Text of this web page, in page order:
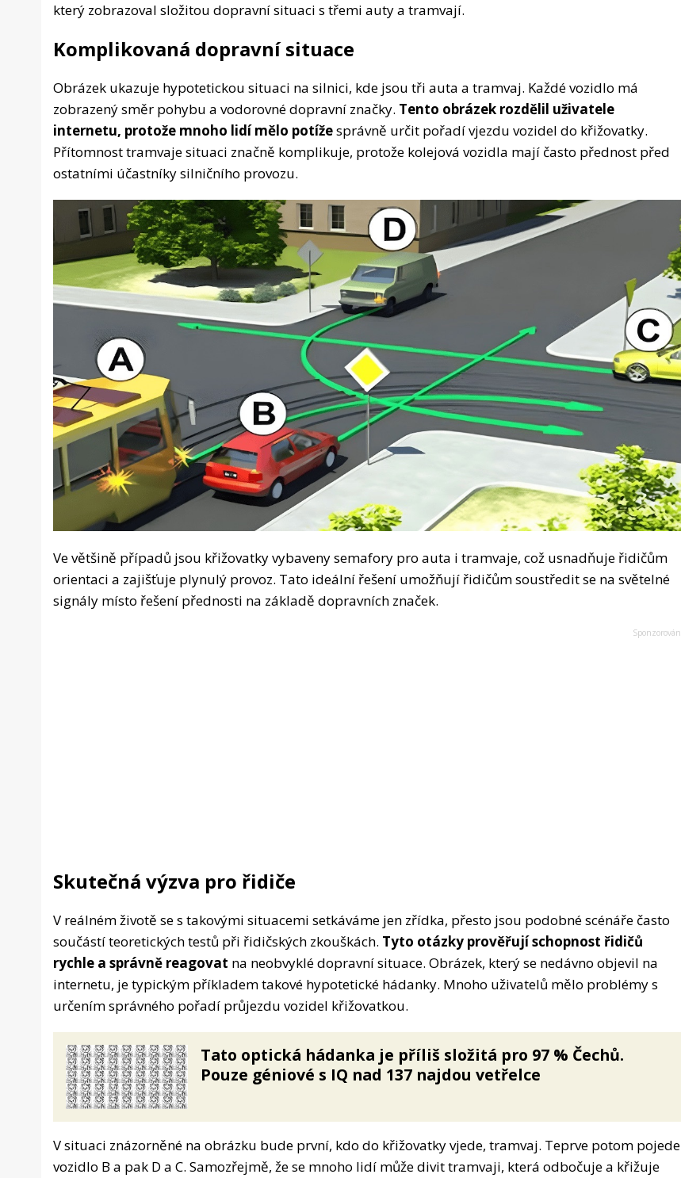
který zobrazoval složitou dopravní situaci s třemi auty a tramvají.
Komplikovaná dopravní situace
Obrázek ukazuje hypotetickou situaci na silnici, kde jsou tři auta a tramvaj. Každé vozidlo má
zobrazený směr pohybu a vodorovné dopravní značky. Tento obrázek rozdělil uživatele
internetu, protože mnoho lidí mělo potížesprávně určit pořadí vjezdu vozidel do křižovatky.
Přítomnost tramvaje situaci značně komplikuje, protože kolejová vozidla mají často přednost před
ostatními účastníky silničního provozu.
Ve většině případů jsou křižovatky vybaveny semafory pro auta i tramvaje, což usnadňuje řidičům
orientaci a zajišťuje plynulý provoz. Tato ideální řešení umožňují řidičům soustředit se na světelné
signály místo řešení přednosti na základě dopravních značek.
Skutečná výzva pro řidiče
V reálném životě se s takovými situacemi setkáváme jen zřídka, přesto jsou podobné scénáře často
součástí teoretických testů při řidičských zkouškách. Tyto otázky prověřují schopnost řidičů
rychle a správně reagovat na neobvyklé dopravní situace. Obrázek, který se nedávno objevil na
internetu, je typickým příkladem takové hypotetické hádanky. Mnoho uživatelů mělo problémy s
určením správného pořadí průjezdu vozidel křižovatkou.
Tato optická hádanka je příliš složitá pro 97 % Čechů.
Pouze géniové s IQ nad 137 najdou vetřelce
V situaci znázorněné na obrázku bude první, kdo do křižovatky vjede, tramvaj. Teprve potom pojede
vozidlo B a pak D a C. Samozřejmě, že se mnoho lidí může divit tramvaji, která odbočuje a křižuje